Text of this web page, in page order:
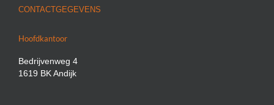
CONTACTGEGEVENS
Hoofdkantoor
Bedrijvenweg 4
1619 BK Andijk